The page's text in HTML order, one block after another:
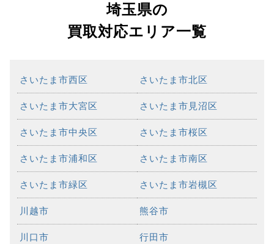
埼玉県の
買取対応エリア一覧
さいたま市西区 さいたま市北区
さいたま市大宮区 さいたま市見沼区
さいたま市中央区 さいたま市桜区
さいたま市浦和区 さいたま市南区
さいたま市緑区 さいたま市岩槻区
川越市 熊谷市
川口市 行田市